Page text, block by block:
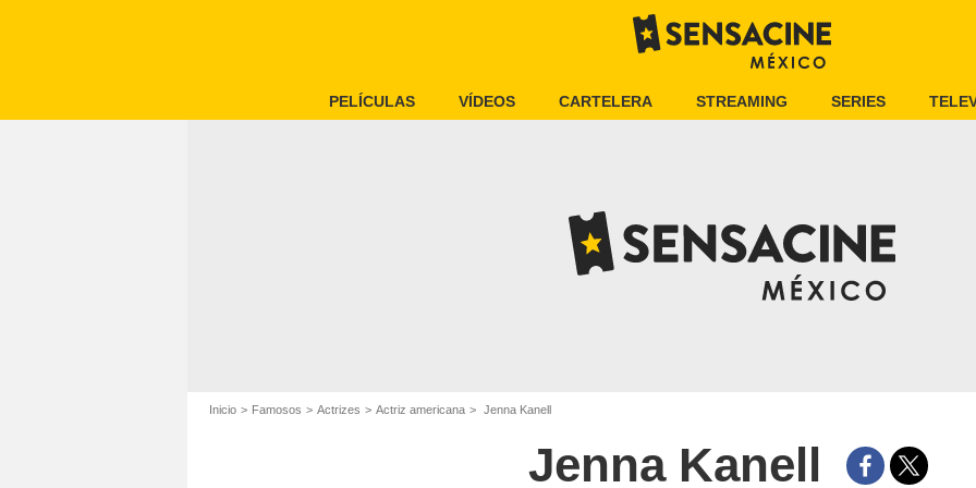
PELÍCULAS VÍDEOS CARTELERA STREAMING SERIES
Inicio Famosos Actrizes Actriz americana Jenna Kanell
Jenna Kanell